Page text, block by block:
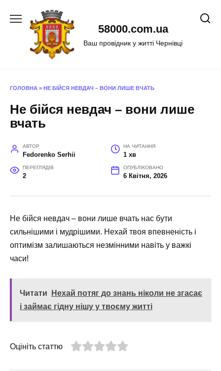
58000.com.ua
Ваш провідник у житті Чернівці
ГОЛОВНА » НЕ БІЙСЯ НЕВДАЧ – ВОНИ ЛИШЕ ВЧАТЬ
Не бійся невдач – вони лише
вчать
АВТОР
Fedorenko Serhii
НА ЧИТАННЯ
1 хв
ПЕРЕГЛЯДІВ
2
ОПУБЛІКОВАНО
6 Квітня, 2026
Не бійся невдач – вони лише вчать нас бути
сильнішими і мудрішими. Нехай твоя впевненість і
оптимізм залишаються незмінними навіть у важкі
часи!
Читати
Нехай потяг до знань ніколи не згасає
і займає гідну нішу у твоєму житті
Оцініть статтю